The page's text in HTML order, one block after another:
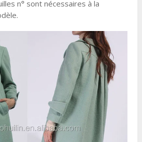
n° sont nécessaires à la